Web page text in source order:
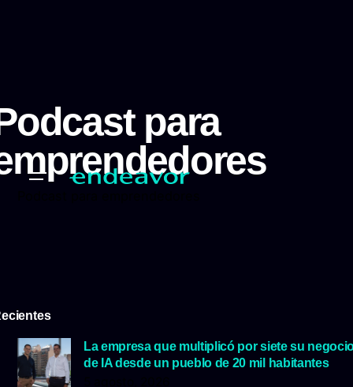
para
La empresa que multiplicó por siete su
de IA desde un pueblo de 20 mil habitantes